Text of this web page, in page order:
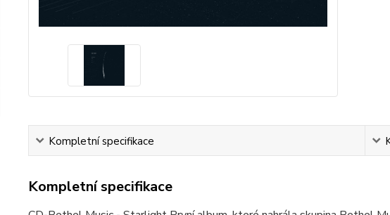
Kompletní specifikace
Kompletní specifikace